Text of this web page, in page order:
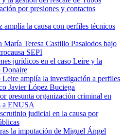
por presiones y contactos
amplía la causa con perfiles técnicos
María Teresa Castillo Pasalodos bajo
SEPI
jurídicos en el caso Leire y la
Donaire
Leire amplía la investigación a perfiles
Javier López Buciega
presunta organización criminal en
a ENUSA
judicial en la causa por
la imputación de Miguel Ángel